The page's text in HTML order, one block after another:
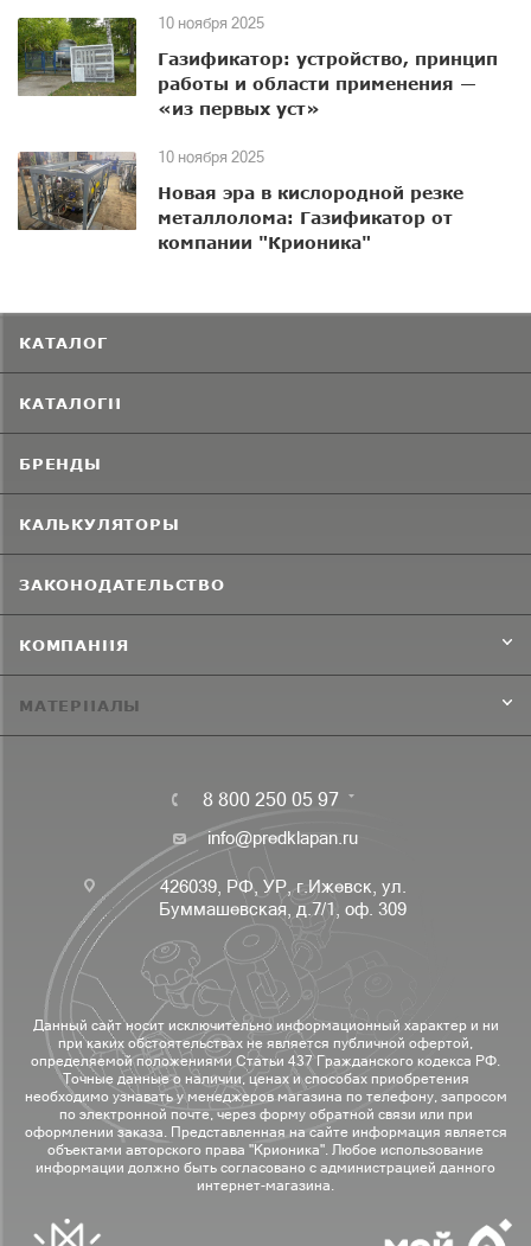
10 ноября 2025
Газификатор: устройство, принцип
работы и области применения —
«из первых уст»
10 ноября 2025
Новая эра в кислородной резке
металлолома: Газификатор от
компании "Крионика"
КАТАЛОГ
КАТАЛОГИ
БРЕНДЫ
КАЛЬКУЛЯТОРЫ
ЗАКОНОДАТЕЛЬСТВО
КОМПАНИЯ
МАТЕРИАЛЫ
8 800 250 05 97
info@predklapan.ru
426039, РФ, УР, г.Ижевск, ул.
Буммашевская, д.7/1, оф. 309
Данный сайт носит исключительно информационный характер и ни
при каких обстоятельствах не является публичной офертой,
определяемой положениями Статьи 437 Гражданского кодекса РФ.
Точные данные о наличии, ценах и способах приобретения
необходимо узнавать у менеджеров магазина по телефону, запросом
по электронной почте, через форму обратной связи или при
оформлении заказа. Представленная на сайте информация является
объектами авторского права "Крионика". Любое использование
информации должно быть согласовано с администрацией данного
интернет-магазина.